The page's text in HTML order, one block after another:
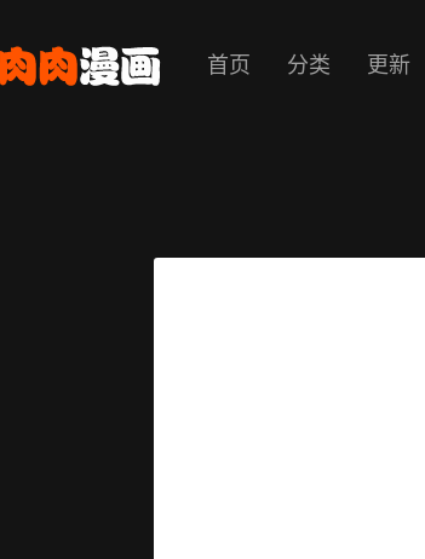
首页 分类 更新